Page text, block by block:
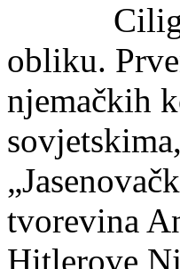
Ciliga
obliku.
njemačkih
tvorevina
Hitlerove